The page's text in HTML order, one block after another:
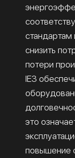
стандартам
снизить
потери
IE3
это
повышение